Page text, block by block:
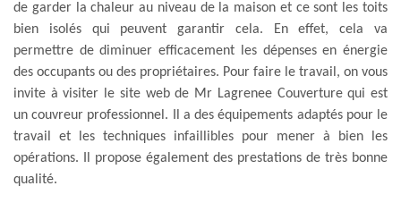
de garder la chaleur au niveau de la maison et ce sont les toits
bien isolés qui peuvent garantir cela. En effet, cela va
permettre de diminuer efficacement les dépenses en énergie
des occupants ou des propriétaires. Pour faire le travail, on vous
invite à visiter le site web de Mr Lagrenee Couverture qui est
un couvreur professionnel. Il a des équipements adaptés pour le
travail et les techniques infaillibles pour mener à bien les
opérations. Il propose également des prestations de très bonne
qualité.